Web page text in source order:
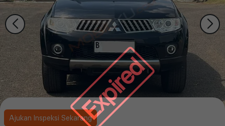
Expired
Ajukan Inspeksi Sekarang